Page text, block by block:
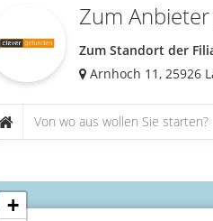
Zum
Zum Standort der
Arnhoch 11, 25926
+